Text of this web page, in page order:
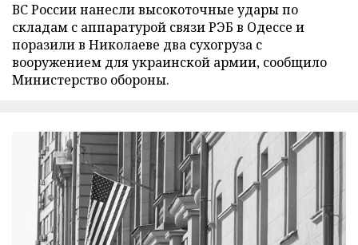
ВС России нанесли высокоточные удары по
складам с аппаратурой связи РЭБ в Одессе и
поразили в Николаеве два сухогруза с
вооружением для украинской армии, сообщило
Министерство обороны.